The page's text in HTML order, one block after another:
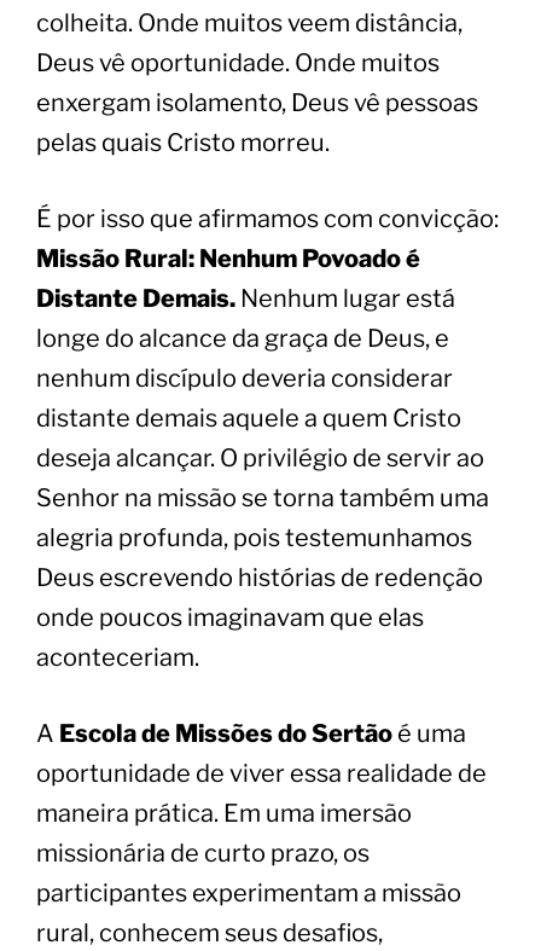
colheita. Onde muitos veem distância,
Deus vê oportunidade. Onde muitos
enxergam isolamento, Deus vê pessoas
pelas quais Cristo morreu.
É por isso que afirmamos com convicção:
Missão Rural: Nenhum Povoado é
Distante Demais. Nenhum lugar está
longe do alcance da graça de Deus, e
nenhum discípulo deveria considerar
distante demais aquele a quem Cristo
deseja alcançar. O privilégio de servir ao
Senhor na missão se torna também uma
alegria profunda, pois testemunhamos
Deus escrevendo histórias de redenção
onde poucos imaginavam que elas
aconteceriam.
A Escola de Missões do Sertão é uma
oportunidade de viver essa realidade de
maneira prática. Em uma imersão
missionária de curto prazo, os
participantes experimentam a missão
rural, conhecem seus desafios,